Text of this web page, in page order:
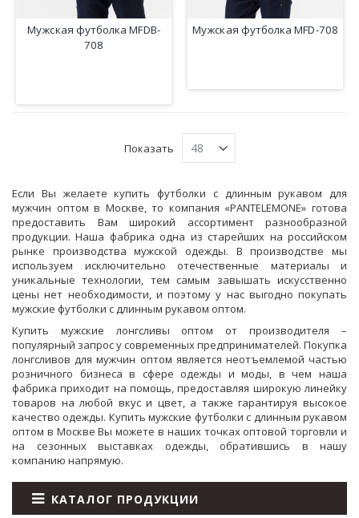
Мужская футболка MFDB-
708
Мужская футболка MFD-708
Показать
Если Вы желаете купить футболки с длинным рукавом для
мужчин оптом в Москве, то компания «PANTELEMONE» готова
предоставить Вам широкий ассортимент разнообразной
продукции. Наша фабрика одна из старейших на российском
рынке производства мужской одежды. В производстве мы
используем исключительно отечественные материалы и
уникальные технологии, тем самым завышать искусственно
цены нет необходимости, и поэтому у нас выгодно покупать
мужские футболки с длинным рукавом оптом.
Купить мужские лонгсливы оптом от производителя –
популярный запрос у современных предпринимателей. Покупка
лонгсливов для мужчин оптом является неотъемлемой частью
розничного бизнеса в сфере одежды и моды, в чем наша
фабрика приходит на помощь, предоставляя широкую линейку
товаров на любой вкус и цвет, а также гарантируя высокое
качество одежды. Купить мужские футболки с длинным рукавом
оптом в Москве Вы можете в наших точках оптовой торговли и
на сезонных выставках одежды, обратившись в нашу
компанию напрямую.
КАТАЛОГ ПРОДУКЦИИ